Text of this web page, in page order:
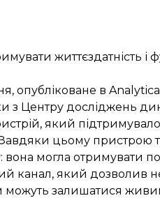
життєздатність і
опубліковане в
з Центру досліджень
який
цьому пристрою
вона могла отримувати
канал, який дозволив
залишатися